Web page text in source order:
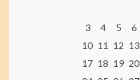
3
4 5 6
10 11 12 13
17 18 19 20